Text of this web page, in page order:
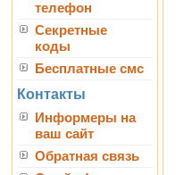
телефон
Секретные
коды
Бесплатные смс
Контакты
Информеры на
ваш сайт
Обратная связь